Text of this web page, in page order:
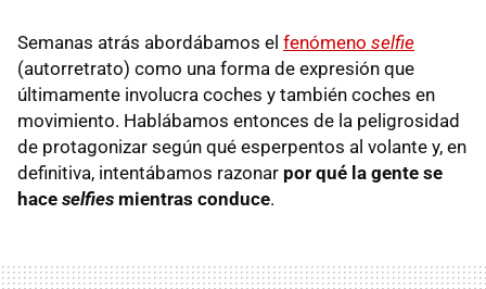
Semanas atrás abordábamos el fenómeno selfie
(autorretrato) como una forma de expresión que
últimamente involucra coches y también coches en
movimiento. Hablábamos entonces de la peligrosidad
de protagonizar según qué esperpentos al volante y, en
definitiva, intentábamos razonar por qué la gente se
hace selfies mientras conduce.